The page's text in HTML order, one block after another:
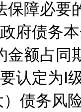
保障必要
债务本
金额占同
定为Ⅰ
债务风